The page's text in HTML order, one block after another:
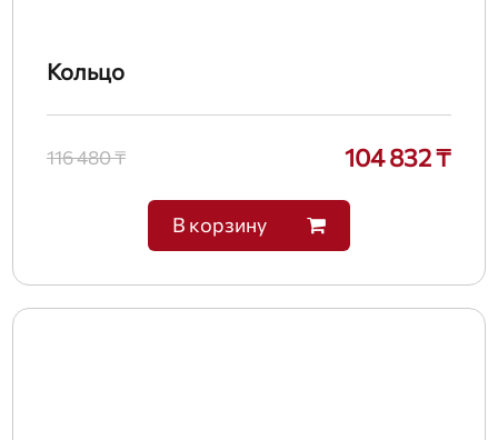
Кольцо
116 480 ₸ 104 832 ₸
В корзину